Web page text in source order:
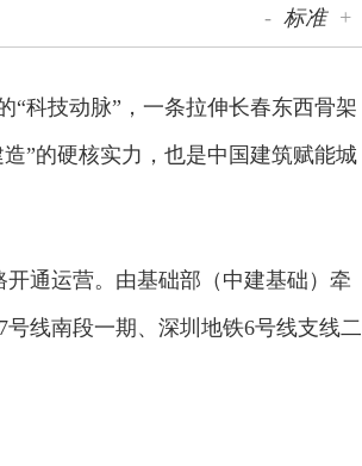
- 标准 +
“科技动脉”，一条拉伸长春东西骨架
”的硬核实力，也是中国建筑赋能城
通运营。由基础部（中建基础）牵
线南段一期、深圳地铁6号线支线二